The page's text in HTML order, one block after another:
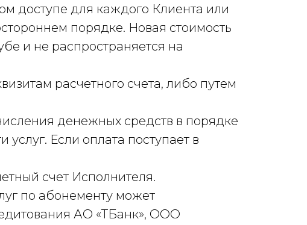
доступе для каждого Клиента или
порядке. Новая стоимость
и не распространяется на
расчетного счета, либо путем
денежных средств в порядке
Если оплата поступает в
счет Исполнителя.
по абонементу может
АО «ТБанк», ООО